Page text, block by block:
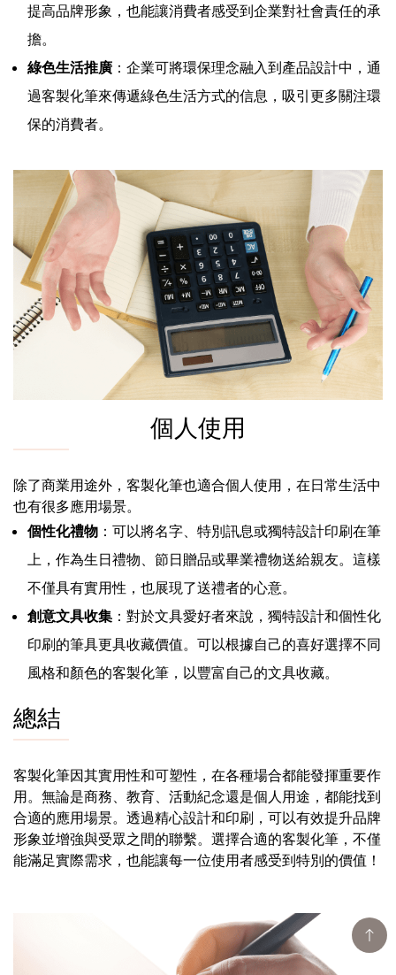
提高品牌形象，也能讓消費者感受到企業對社會責任的承
擔。
綠色生活推廣 ：企業可將環保理念融入到產品設計中，通
過客製化筆來傳遞綠色生活方式的信息，吸引更多關注環
保的消費者。
個人使用
除了商業用途外，客製化筆也適合個人使用，在日常生活中
也有很多應用場景。
個性化禮物 ：可以將名字、特別訊息或獨特設計印刷在筆
上，作為生日禮物、節日贈品或畢業禮物送給親友。這樣
不僅具有實用性，也展現了送禮者的心意。
創意文具收集 ：對於文具愛好者來說，獨特設計和個性化
印刷的筆具更具收藏價值。可以根據自己的喜好選擇不同
風格和顏色的客製化筆，以豐富自己的文具收藏。
總結
客製化筆因其實用性和可塑性，在各種場合都能發揮重要作
用。無論是商務、教育、活動紀念還是個人用途，都能找到
合適的應用場景。透過精心設計和印刷，可以有效提升品牌
形象並增強與受眾之間的聯繫。選擇合適的客製化筆，不僅
能滿足實際需求，也能讓每一位使用者感受到特別的價值！